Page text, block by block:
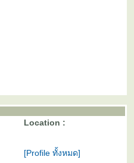
Location :
[Profile ทั้งหมด]